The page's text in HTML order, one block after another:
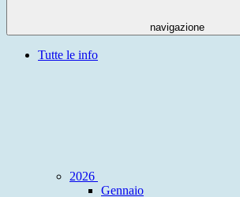
navigazione
Tutte le info
2026
Gennaio